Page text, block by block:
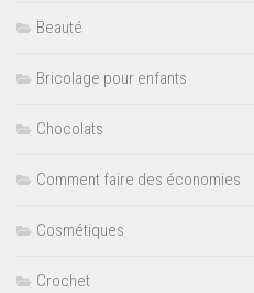
Beauté
Bricolage pour enfants
Chocolats
Comment faire des économies
Cosmétiques
Crochet